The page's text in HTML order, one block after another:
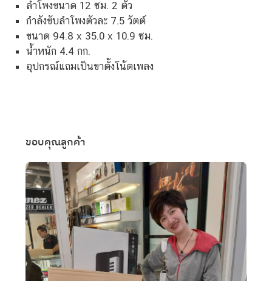
ลำโพงขนาด 12 ซม. 2 ตัว
กำลังขับลำโพงตัวละ 7.5 วัตต์
ขนาด 94.8 x 35.0 x 10.9 ซม.
น้ำหนัก 4.4 กก.
อุปกรณ์แถมเป็นขาตั้งโน้ตเพลง
ขอบคุณลูกค้า